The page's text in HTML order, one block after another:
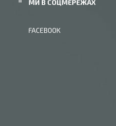
МИ В СОЦМЕРЕЖАХ
FACEBOOK